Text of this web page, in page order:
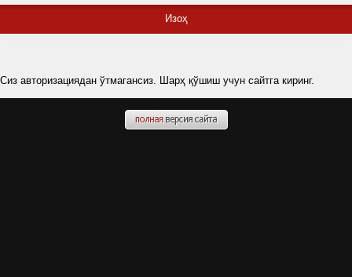
Изоҳ
Сиз авторизациядан ўтмагансиз. Шарҳ қўшиш учун сайтга киринг.